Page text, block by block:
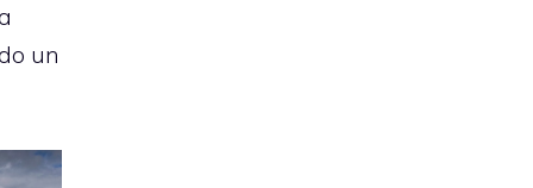
un